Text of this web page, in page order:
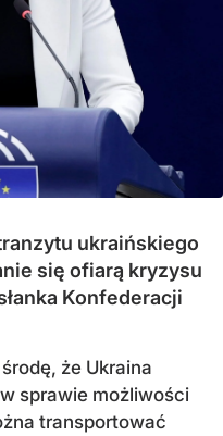
ukraińskiego
się ofiarą kryzysu
Konfederacji
że Ukraina
sprawie możliwości
transportować